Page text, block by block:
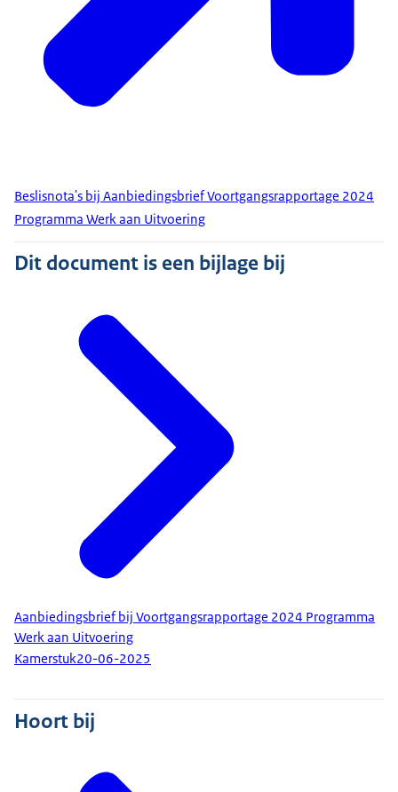
Beslisnota's bij Aanbiedingsbrief Voortgangsrapportage 2024
Programma Werk aan Uitvoering
Dit document is een bijlage bij
Aanbiedingsbrief bij Voortgangsrapportage 2024 Programma
Werk aan Uitvoering
Kamerstuk20-06-2025
Hoort bij